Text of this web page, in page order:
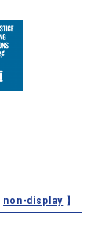
non-display 】